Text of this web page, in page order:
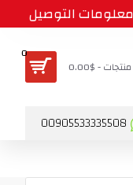
معلومات التوصيل
0
00905533335508